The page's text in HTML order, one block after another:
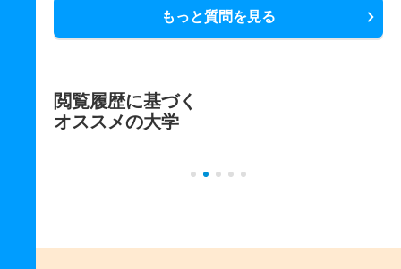
もっと質問を見る
閲覧履歴に基づく
オススメの大学